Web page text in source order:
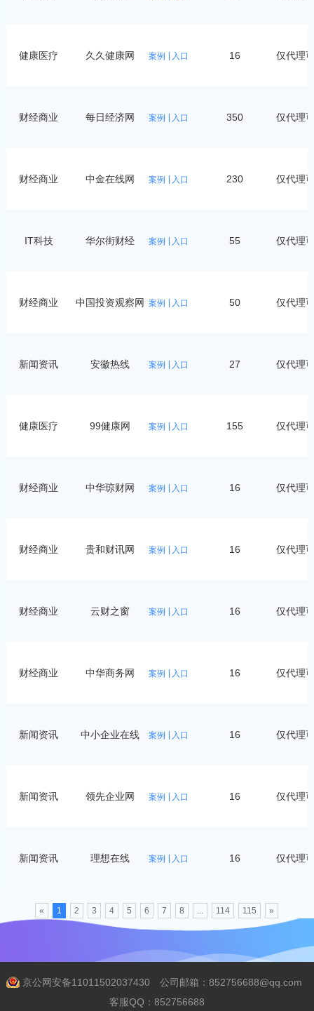
健康医疗 久久健康网 案例 入口 16 仅代理
财经商业 每日经济网 案例 入口 350 仅代理
财经商业 中金在线网 案例 入口 230 仅代理
IT科技 华尔街财经 案例 入口 55 仅代理
财经商业 中国投资观察网 案例 入口 50 仅代理
新闻资讯 安徽热线 案例 入口 27 仅代理
健康医疗 99健康网 案例 入口 155 仅代理
财经商业 中华琼财网 案例 入口 16 仅代理
财经商业 贵和财讯网 案例 入口 16 仅代理
财经商业 云财之窗 案例 入口 16 仅代理
财经商业 中华商务网 案例 入口 16 仅代理
新闻资讯 中小企业在线 案例 入口 16 仅代理
新闻资讯 领先企业网 案例 入口 16 仅代理
新闻资讯 理想在线 案例 入口 16 仅代理
« 1 2 3 4 5 6 7 8 ... 114 115 »
京公网安备11011502037430 公司邮箱：852756688@qq.com
客服QQ：852756688